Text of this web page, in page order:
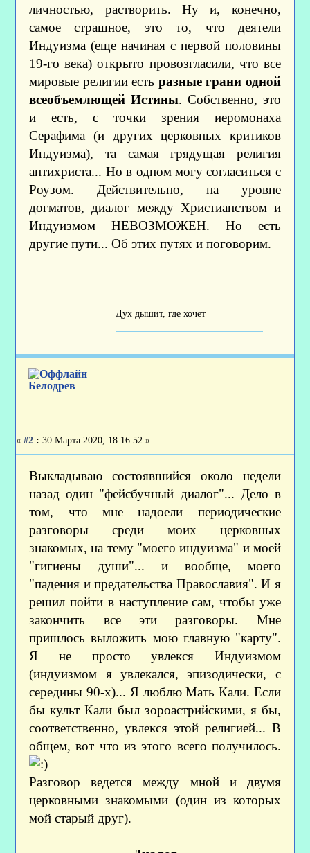
личностью, растворить. Ну и, конечно,
самое страшное, это то, что деятели
Индуизма (еще начиная с первой половины
19-го века) открыто провозгласили, что все
мировые религии есть разные грани одной
всеобъемлющей Истины. Собственно, это
и есть, с точки зрения иеромонаха
Серафима (и других церковных критиков
Индуизма), та самая грядущая религия
антихриста... Но в одном могу согласиться с
Роузом. Действительно, на уровне
догматов, диалог между Христианством и
Индуизмом НЕВОЗМОЖЕН. Но есть
другие пути... Об этих путях и поговорим.
Дух дышит, где хочет
Белодрев
«#2 : 30 Марта 2020, 18:16:52 »
Выкладываю состоявшийся около недели
назад один "фейсбучный диалог"... Дело в
том, что мне надоели периодические
разговоры среди моих церковных
знакомых, на тему "моего индуизма" и моей
"гигиены души"... и вообще, моего
"падения и предательства Православия". И я
решил пойти в наступление сам, чтобы уже
закончить все эти разговоры. Мне
пришлось выложить мою главную "карту".
Я не просто увлекся Индуизмом
(индуизмом я увлекался, эпизодически, с
середины 90-х)... Я люблю Мать Кали. Если
бы культ Кали был зороастрийскими, я бы,
соответственно, увлекся этой религией... В
общем, вот что из этого всего получилось.
Разговор ведется между мной и двумя
церковными знакомыми (один из которых
мой старый друг).